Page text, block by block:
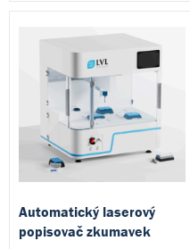
Automatický laserový
popisovač zkumavek